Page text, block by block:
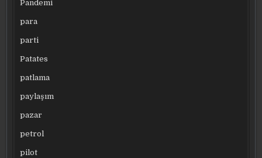
Pandemi
para
parti
Patates
patlama
paylaşım
pazar
petrol
pilot